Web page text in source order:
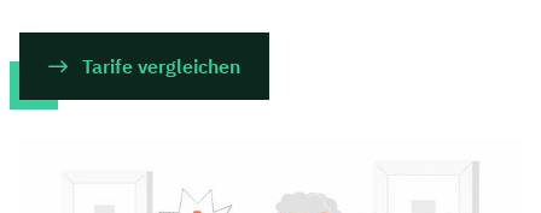
Tarife vergleichen